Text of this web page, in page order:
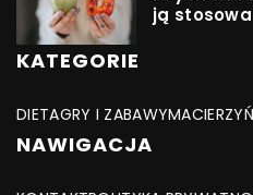
ją
KATEGORIE
DIETAGRY I ZABAWY
NAWIGACJA